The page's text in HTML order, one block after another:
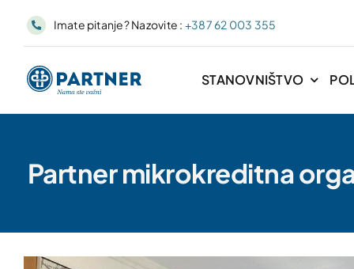
Imate pitanje? Nazovite : +387 62 003 355
STANOVNIŠTVO
Partner mikrokreditna